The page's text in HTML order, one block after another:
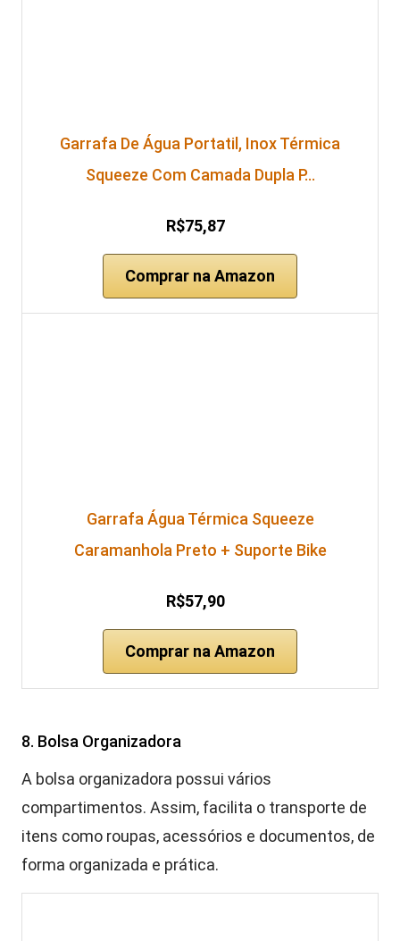
Garrafa De Água Portatil, Inox Térmica
Squeeze Com Camada Dupla P…
R$75,87
Comprar na Amazon
Garrafa Água Térmica Squeeze
Caramanhola Preto + Suporte Bike
R$57,90
Comprar na Amazon
8. Bolsa Organizadora
A bolsa organizadora possui vários
compartimentos. Assim, facilita o transporte de
itens como roupas, acessórios e documentos, de
forma organizada e prática.